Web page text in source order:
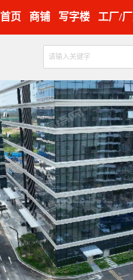
首页 商铺 写字楼 工厂/